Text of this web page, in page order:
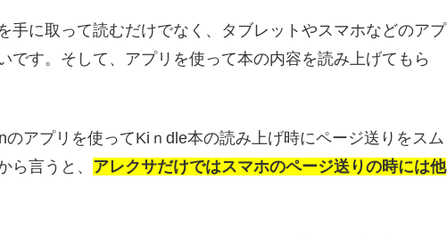
手に取って読むだけでなく、タブレットやスマホなどのアプ
です。そして、アプリを使って本の内容を読み上げてもら
アプリを使ってKiｎdle本の読み上げ時にページ送りをスム
ら言うと、 アレクサだけではスマホのページ送りの時には他